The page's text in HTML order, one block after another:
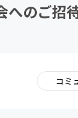
へのご招
コミ